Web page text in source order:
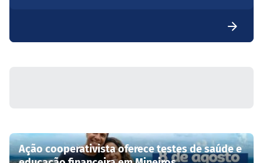
Ação cooperativista oferece testes de saúde e